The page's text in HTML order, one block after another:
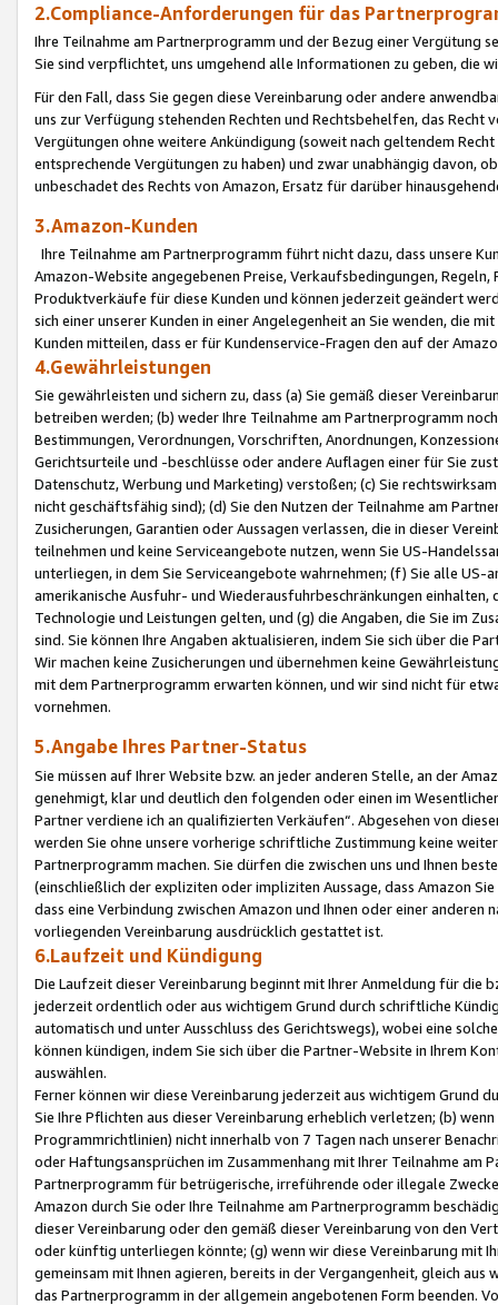
2.Compliance-Anforderungen für das
Ihre Teilnahme am Partnerprogramm und der Bezug einer Vergütung
Sie sind verpflichtet, uns umgehend alle Informationen zu geben, die
Für den Fall, dass Sie gegen diese Vereinbarung oder andere
uns zur Verfügung stehenden Rechten und Rechtsbehelfen, das
Vergütungen ohne weitere Ankündigung (soweit nach geltendem
entsprechende Vergütungen zu haben) und zwar unabhängig davon,
unbeschadet des Rechts von Amazon, Ersatz für darüber
3.Amazon-Kunden
Ihre Teilnahme am Partnerprogramm führt nicht dazu, dass unsere
Amazon-Website angegebenen Preise, Verkaufsbedingungen,
Produktverkäufe für diese Kunden und können jederzeit geändert
sich einer unserer Kunden in einer Angelegenheit an Sie wenden, die
Kunden mitteilen, dass er für Kundenservice-Fragen den auf der
4.Gewährleistungen
Sie gewährleisten und sichern zu, dass (a) Sie gemäß dieser
betreiben werden; (b) weder Ihre Teilnahme am Partnerprogramm
Bestimmungen, Verordnungen, Vorschriften, Anordnungen,
Gerichtsurteile und -beschlüsse oder andere Auflagen einer für Sie
Datenschutz, Werbung und Marketing) verstoßen; (c) Sie
nicht geschäftsfähig sind); (d) Sie den Nutzen der Teilnahme am
Zusicherungen, Garantien oder Aussagen verlassen, die in dieser
teilnehmen und keine Serviceangebote nutzen, wenn Sie US-
unterliegen, in dem Sie Serviceangebote wahrnehmen; (f) Sie alle
amerikanische Ausfuhr- und Wiederausfuhrbeschränkungen
Technologie und Leistungen gelten, und (g) die Angaben, die Sie im
sind. Sie können Ihre Angaben aktualisieren, indem Sie sich über die
Wir machen keine Zusicherungen und übernehmen keine
mit dem Partnerprogramm erwarten können, und wir sind nicht für
vornehmen.
5.Angabe Ihres Partner-Status
Sie müssen auf Ihrer Website bzw. an jeder anderen Stelle, an der
genehmigt, klar und deutlich den folgenden oder einen im
Partner verdiene ich an qualifizierten Verkäufen“. Abgesehen von
werden Sie ohne unsere vorherige schriftliche Zustimmung keine
Partnerprogramm machen. Sie dürfen die zwischen uns und Ihnen
(einschließlich der expliziten oder impliziten Aussage, dass Amazon
dass eine Verbindung zwischen Amazon und Ihnen oder einer
vorliegenden Vereinbarung ausdrücklich gestattet ist.
6.Laufzeit und Kündigung
Die Laufzeit dieser Vereinbarung beginnt mit Ihrer Anmeldung für die
jederzeit ordentlich oder aus wichtigem Grund durch schriftliche
automatisch und unter Ausschluss des Gerichtswegs), wobei eine
können kündigen, indem Sie sich über die Partner-Website in Ihrem
auswählen.
Ferner können wir diese Vereinbarung jederzeit aus wichtigem Grund
Sie Ihre Pflichten aus dieser Vereinbarung erheblich verletzen; (b)
Programmrichtlinien) nicht innerhalb von 7 Tagen nach unserer
oder Haftungsansprüchen im Zusammenhang mit Ihrer Teilnahme am
Partnerprogramm für betrügerische, irreführende oder illegale
Amazon durch Sie oder Ihre Teilnahme am Partnerprogramm
dieser Vereinbarung oder den gemäß dieser Vereinbarung von den
oder künftig unterliegen könnte; (g) wenn wir diese Vereinbarung mit
gemeinsam mit Ihnen agieren, bereits in der Vergangenheit, gleich
das Partnerprogramm in der allgemein angebotenen Form beenden.